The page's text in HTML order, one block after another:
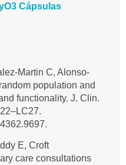
Cápsulas
Martin C, Alonso-
population and
functionality. J. Clin.
E, Croft
care consultations